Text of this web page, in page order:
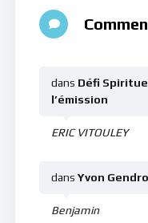
ERIC VITOULEY
dans Défi
l’émission
Benjamin
dansYvon